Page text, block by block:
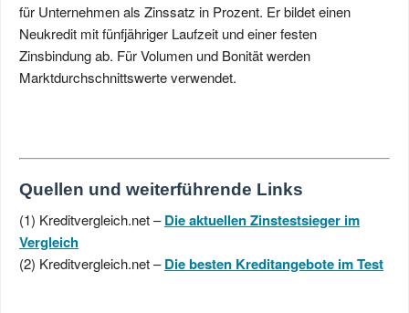
für Unternehmen als Zinssatz in Prozent. Er bildet einen
Neukredit mit fünfjähriger Laufzeit und einer festen
Zinsbindung ab. Für Volumen und Bonität werden
Marktdurchschnittswerte verwendet.
Quellen und weiterführende Links
(1) Kreditvergleich.net –Die aktuellen Zinstestsieger im
Vergleich
(2) Kreditvergleich.net –Die besten Kreditangebote im Test